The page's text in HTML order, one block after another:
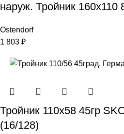
наруж. Тройник 160х110
Ostendorf
1 803 ₽
Тройник 110х58 45гр
(16/128)